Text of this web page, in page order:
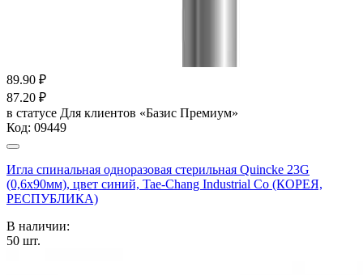
89.90 ₽
87.20 ₽
в статусе Для клиентов «Базис Премиум»
Код: 09449
Игла спинальная одноразовая стерильная Quincke 23G
(0,6х90мм), цвет синий, Tae-Chang Industrial Co (КОРЕЯ,
РЕСПУБЛИКА)
В наличии:
50 шт.